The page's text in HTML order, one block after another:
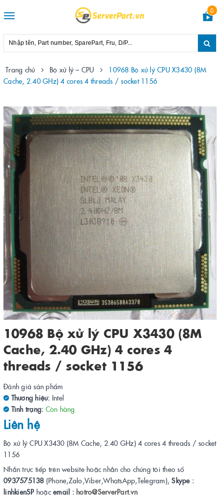
Toggle
0
Trang chủ Bộ xử lý – CPU
10968 Bộ xử lý CPU X3430 (8M
Cache, 2.40 GHz) 4 cores 4 threads / socket 1156
10968 Bộ xử lý CPU X3430 (8M
Cache, 2.40 GHz) 4 cores 4
threads / socket 1156
Đánh giá sản phẩm
Thương hiệu: Intel
Tình trạng: Còn hàng
Liên hệ
Bộ xử lý CPU X3430 (8M Cache, 2.40 GHz) 4 cores 4 threads / socket
1156
Nhắn trực tiếp trên website hoặc nhắn cho chúng tôi theo số
0937575138 (Phone,Zalo,Viber,WhatsApp,Telegram),Skype :
linhkienSPhoặc email : hotro@ServerPart.vn